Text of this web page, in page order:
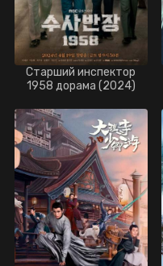
Старший инспектор
1958 дорама (2024)